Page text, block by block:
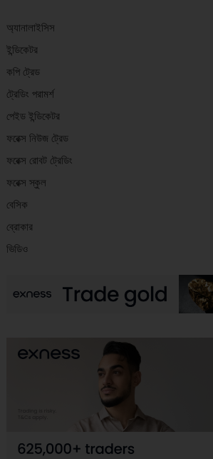
অ্যানালাইসিস
ইন্ডিকেটর
কপি ট্রেড
ট্রেডিং পরামর্শ
পেইড ইন্ডিকেটর
ফরেক্স নিউজ ট্রেড
ফরেক্স রোবট ট্রেডিং
ফরেক্স স্কুল
বেসিক
ব্রোকার
ভিডিও